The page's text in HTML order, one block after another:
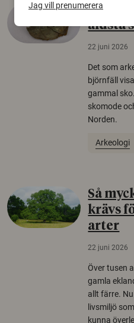
äldsta
22 juni 2026
Det som
björnfäll
gammal
skomode
Norden.
Arkeologi
Så
krävs
arter
22 juni 2026
Över tusen
gamla
allt färre.
livsmiljö
kunna
Jag vill prenumerera